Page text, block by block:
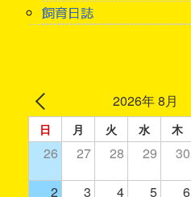
飼育日誌
2026年 8月
日 月 火 水 木
26 27 28 29 30
2 3 4 5 6